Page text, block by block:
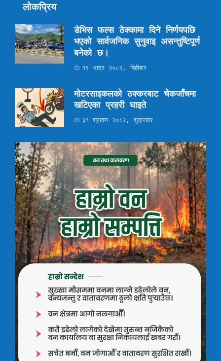
लोकप्रिय
डेभिस फल्स ठेक्कामा दिने निर्णयपछि
भएको सार्वजनिक सुनुवाइ असन्तुष्टिपूर्ण
बनेको छ।
१९ भाद्र २०८२, बिहीबार
मोटरसाइकलको ठक्करबाट चेकजाँचमा
खटिएका प्रहरी घाइते
३१ श्रावण २०८२, शुक्रबार